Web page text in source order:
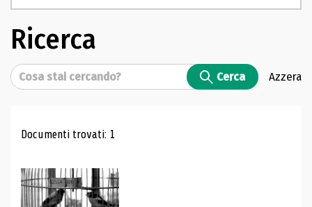
Ricerca
Cerca Cerca Azzera
Risultati di ricerca
Documenti trovati: 1